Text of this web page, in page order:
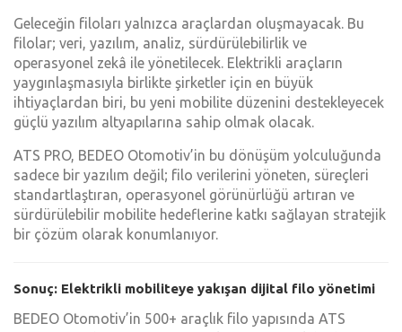
Geleceğin filoları yalnızca araçlardan oluşmayacak. Bu
filolar; veri, yazılım, analiz, sürdürülebilirlik ve
operasyonel zekâ ile yönetilecek. Elektrikli araçların
yaygınlaşmasıyla birlikte şirketler için en büyük
ihtiyaçlardan biri, bu yeni mobilite düzenini destekleyecek
güçlü yazılım altyapılarına sahip olmak olacak.
ATS PRO, BEDEO Otomotiv’in bu dönüşüm yolculuğunda
sadece bir yazılım değil; filo verilerini yöneten, süreçleri
standartlaştıran, operasyonel görünürlüğü artıran ve
sürdürülebilir mobilite hedeflerine katkı sağlayan stratejik
bir çözüm olarak konumlanıyor.
Sonuç: Elektrikli mobiliteye yakışan dijital filo yönetimi
BEDEO Otomotiv’in 500+ araçlık filo yapısında ATS